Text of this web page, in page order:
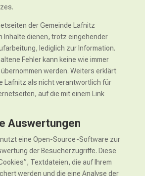
der Gemeinde Lafnitz
Inhalte dienen, trotz eingehender
lediglich zur Information.
Fehler kann keine wie immer
werden. Weiters erklärt
Lafnitz als nicht verantwortlich für
auf die mit einem Link
Auswertungen
eine Open-Source-Software zur
der Besucherzugriffe. Diese
Textdateien, die auf Ihrem
werden und die eine Analyse der